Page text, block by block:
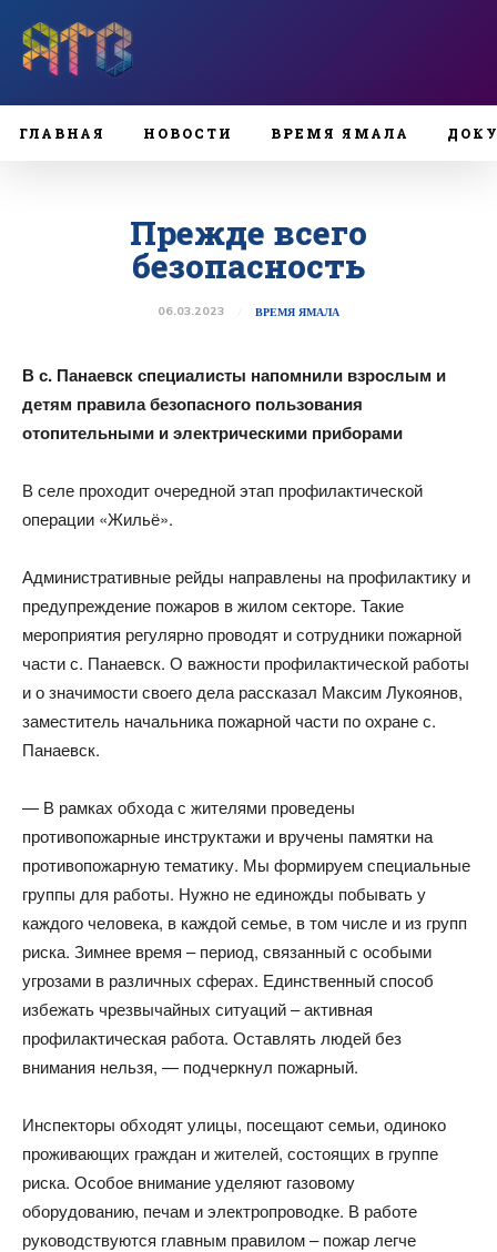
ГЛАВНАЯ НОВОСТИ ВРЕМЯ ЯМАЛА
Прежде всего
безопасность
06.03.2023 ВРЕМЯ ЯМАЛА
В с. Панаевск специалисты напомнили взрослым и
детям правила безопасного пользования
отопительными и электрическими приборами
В селе проходит очередной этап профилактической
операции «Жильё».
Административные рейды направлены на профилактику и
предупреждение пожаров в жилом секторе. Такие
мероприятия регулярно проводят и сотрудники пожарной
части с. Панаевск. О важности профилактической работы
и о значимости своего дела рассказал Максим Лукоянов,
заместитель начальника пожарной части по охране с.
Панаевск.
— В рамках обхода с жителями проведены
противопожарные инструктажи и вручены памятки на
противопожарную тематику. Мы формируем специальные
группы для работы. Нужно не единожды побывать у
каждого человека, в каждой семье, в том числе и из групп
риска. Зимнее время – период, связанный с особыми
угрозами в различных сферах. Единственный способ
избежать чрезвычайных ситуаций – активная
профилактическая работа. Оставлять людей без
внимания нельзя, — подчеркнул пожарный.
Инспекторы обходят улицы, посещают семьи, одиноко
проживающих граждан и жителей, состоящих в группе
риска. Особое внимание уделяют газовому
оборудованию, печам и электропроводке. В работе
руководствуются главным правилом – пожар легче